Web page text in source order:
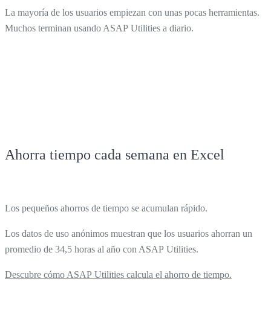
La mayoría de los usuarios empiezan con unas pocas herramientas.
Muchos terminan usando ASAP Utilities a diario.
Ahorra tiempo cada semana en Excel
Los pequeños ahorros de tiempo se acumulan rápido.
Los datos de uso anónimos muestran que los usuarios ahorran un
promedio de 34,5 horas al año con ASAP Utilities.
Descubre cómo ASAP Utilities calcula el ahorro de tiempo.